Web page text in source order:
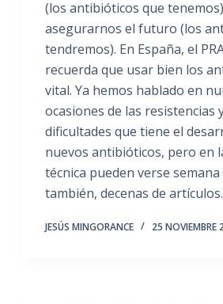
(los antibióticos que
asegurarnos el futuro (los
tendremos). En España, el
recuerda que usar bien los
vital. Ya hemos hablado en
ocasiones de las resistencias
dificultades que tiene el
nuevos antibióticos, pero en
técnica pueden verse semana
también, decenas de
JESÚS MINGORANCE 25 NOVIEMBRE